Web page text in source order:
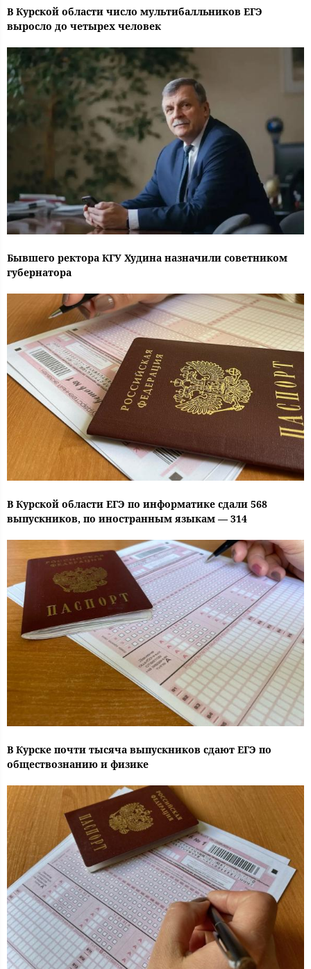
В Курской области число мультибалльников ЕГЭ
выросло до четырех человек
Бывшего ректора КГУ Худина назначили советником
губернатора
В Курской области ЕГЭ по информатике сдали 568
выпускников, по иностранным языкам — 314
В Курске почти тысяча выпускников сдают ЕГЭ по
обществознанию и физике